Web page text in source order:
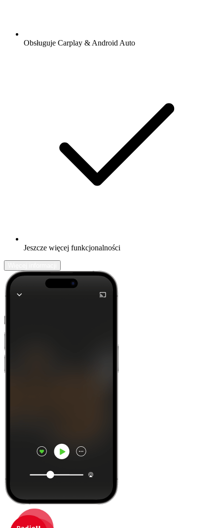
Obsługuje Carplay & Android Auto
Jeszcze więcej funkcjonalności